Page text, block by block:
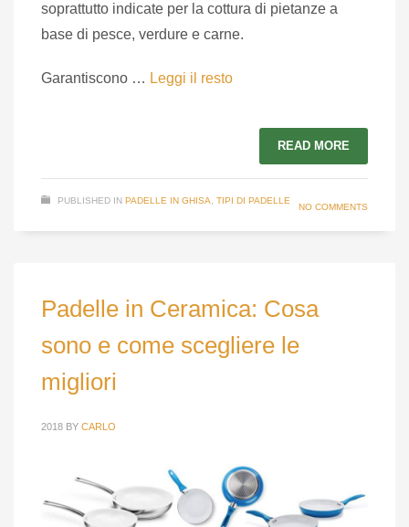
soprattutto indicate per la cottura di pietanze a
base di pesce, verdure e carne.
Garantiscono … Leggi il resto
READ MORE
PUBLISHED IN PADELLE IN GHISA TIPI DI PADELLE
NO COMMENTS
Padelle in Ceramica: Cosa
sono e come scegliere le
migliori
2018 BY CARLO